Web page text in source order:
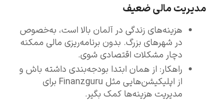
مدیریت مالی ضعیف
هزینه‌های زندگی در آلمان بالا است، به‌خصوص
در شهرهای بزرگ. بدون برنامه‌ریزی مالی ممکنه
دچار مشکلات اقتصادی شوی.
راهکار: از همان ابتدا بودجه‌بندی داشته باش و
از اپلیکیشن‌هایی مثل Finanzguru برای
مدیریت هزینه‌ها کمک بگیر.